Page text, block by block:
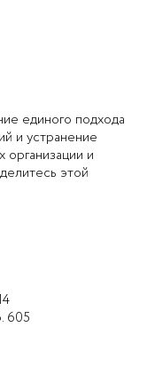
единого подхода
и устранение
организации и
этой
605